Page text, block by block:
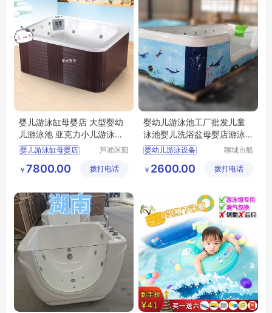
婴儿游泳缸母婴店 大型婴幼
儿游泳池 亚克力小儿游泳浴
缸
婴儿游泳缸母婴店
亚克力小儿游泳浴缸
芦淞区阳
童游泳馆
￥ 7800.00 拨打电话
婴幼儿游泳池工厂批发儿童
泳池婴儿洗浴盆母婴店游泳
设备
婴幼儿游泳设备
儿童游泳池
聊城市船
乐设备有
￥ 2600.00 拨打电话